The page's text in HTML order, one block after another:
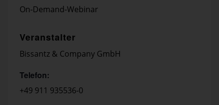
On-Demand-Webinar
Veranstalter
Bissantz & Company GmbH
Telefon:
+49 911 935536-0